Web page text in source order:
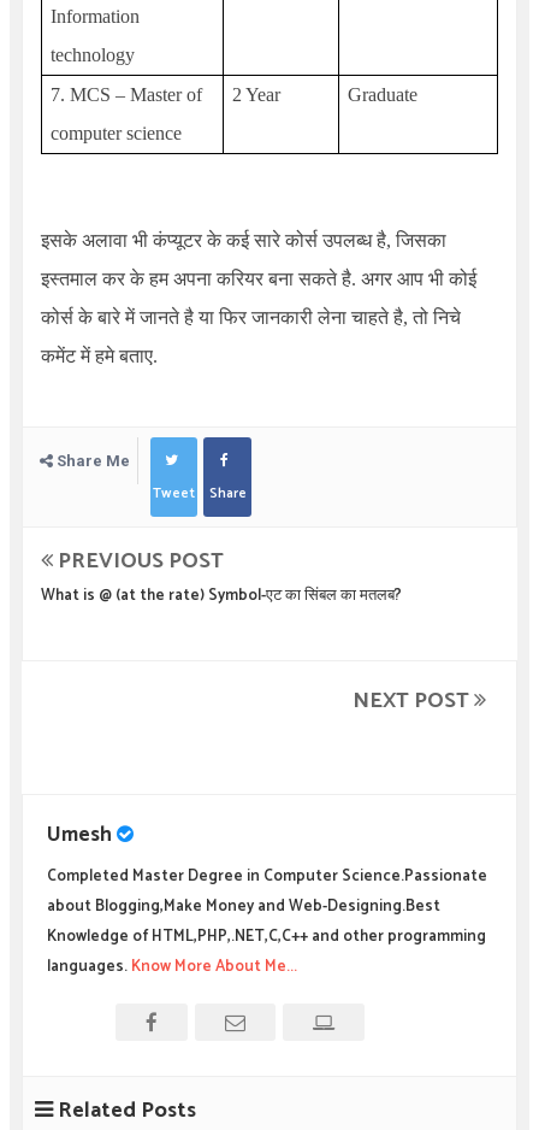
Information
technology
7. MCS – Master of
computer science
2 Year Graduate
इसके अलावा भी कंप्यूटर के कई सारे कोर्स उपलब्ध है, जिसका
इस्तमाल कर के हम अपना करियर बना सकते है. अगर आप भी कोई
कोर्स के बारे में जानते है या फिर जानकारी लेना चाहते है, तो निचे
कमेंट में हमे बताए.
Share Me
Tweet Share
PREVIOUS POST
What is @ (at the rate) Symbol-एट का सिंबल का मतलब?
NEXT POST
Umesh
Completed Master Degree in Computer Science.Passionate
about Blogging,Make Money and Web-Designing.Best
Knowledge of HTML,PHP,.NET,C,C++ and other programming
languages.Know More About Me...
Related Posts